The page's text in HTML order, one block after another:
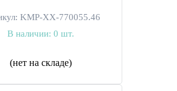
KMP-ХХ-770055.46
В наличии: 0 шт.
(нет на складе)